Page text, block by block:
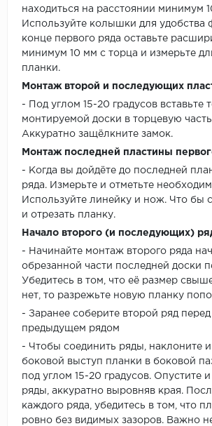
находиться на расстоянии минимум
Используйте колышки для удобства
конце первого ряда оставьте
минимум 10 мм с торца и измерьте
планки.
Монтаж второй и последующих
- Под углом 15-20 градусов вставьте
монтируемой доски в торцевую
Аккуратно защёлкните замок.
Монтаж последней пластины
- Когда вы дойдёте до последней
ряда. Измерьте и отметьте
Используйте линейку и нож. Что бы
и отрезать планку.
Начало второго (и последующих)
- Начинайте монтаж второго ряда
обрезанной части последней доски
Убедитесь в том, что её размер
нет, то разрежьте новую планку
- Заранее соберите второй ряд
предыдущем рядом
- Чтобы соединить ряды, наклоните и
боковой выступ планки в боковой
под углом 15-20 градусов. Опустите
ряды, аккуратно выровняв края.
каждого ряда, убедитесь в том, что
ровно без видимых зазоров. Важно